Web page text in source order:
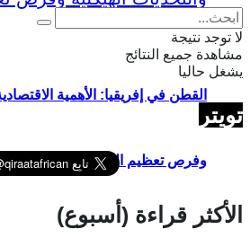
القطن في إفريقيا: الأهمية
وفرص تعظيم القيمة
لا توجد نتيجة
مشاهدة جميع النتائج
يشغل حاليا
تويتر
الأكثر قراءة (أسبوع)